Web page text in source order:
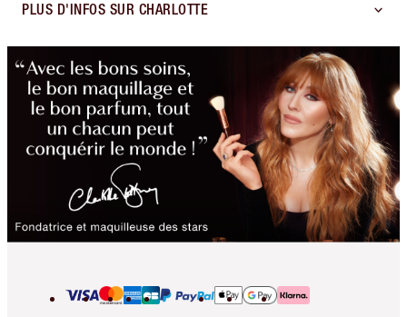
PLUS D'INFOS SUR CHARLOTTE